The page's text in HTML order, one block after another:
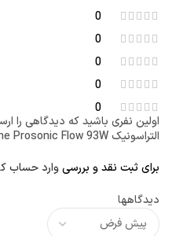
0
0
0
0
0
دیدگاهها
اولین نفری باشید که دیدگاهی را
التراسونیک E+H Proline Prosonic Flow 93W”
برای ثبت نقد و بررسیوارد حساب